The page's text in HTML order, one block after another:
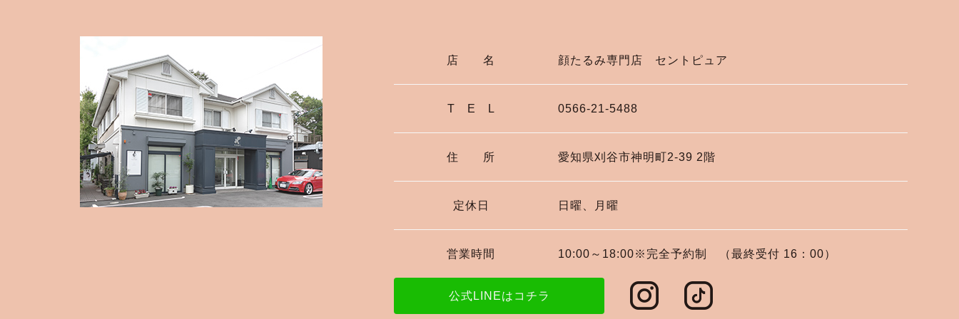
店 名 顔たるみ専門店 セントピュア
T E L 0566-21-5488
住 所 愛知県刈谷市神明町2-39 2階
定休日 日曜、月曜
営業時間 10:00～18:00※完全予約制 （最終受付 16：00）
公式LINEはコチラ